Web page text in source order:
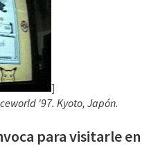
]
'97. Kyoto, Japón.
para visitarle en